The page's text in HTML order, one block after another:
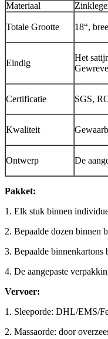
Materiaal
Totale Grootte 18“,
Eindig
Het
Certificatie SGS,
Kwaliteit
Ontwerp De
Pakket:
1. Elk stuk binnen
2. Bepaalde dozen binnen
3. Bepaalde binnenkartons
4. De aangepaste
Vervoer:
1. Sleeporde: DHL/EMS/
2. Massaorde: door